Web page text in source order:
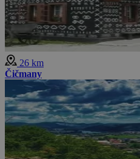
26 km
Čičmany